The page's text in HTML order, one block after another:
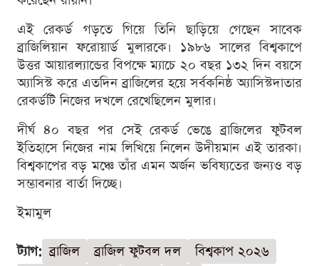
এই রেকর্ড গড়তে গিয়ে তিনি ছাড়িয়ে গেছেন সাবেক
ব্রাজিলিয়ান ফরোয়ার্ড মুলারকে। ১৯৮৬ সালের বিশ্বকাপে
উত্তর আয়ারল্যান্ডের বিপক্ষে ম্যাচে ২০ বছর ১৩২ দিন বয়সে
অ্যাসিস্ট করে এতদিন ব্রাজিলের হয়ে সর্বকনিষ্ঠ অ্যাসিস্টদাতার
রেকর্ডটি নিজের দখলে রেখেছিলেন মুলার।
দীর্ঘ ৪০ বছর পর সেই রেকর্ড ভেঙে ব্রাজিলের ফুটবল
ইতিহাসে নিজের নাম লিখিয়ে নিলেন উদীয়মান এই তারকা।
বিশ্বকাপের বড় মঞ্চে তাঁর এমন অর্জন ভবিষ্যতের জন্যও বড়
সম্ভাবনার বার্তা দিচ্ছে।
ইমামুল
ট্যাগ: ব্রাজিল ব্রাজিল ফুটবল দল
বিশ্বকাপ ২০২৬